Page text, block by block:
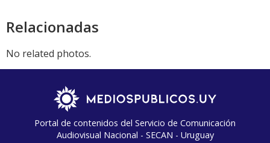
Relacionadas
No related photos.
Portal de contenidos del Servicio de Comunicación
Audiovisual Nacional - SECAN - Uruguay